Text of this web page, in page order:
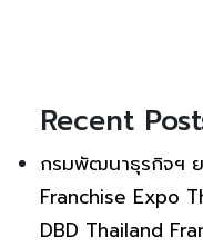
Recent
กรมพัฒนาธุรกิจฯ
Franchise Expo
DBD Thailand